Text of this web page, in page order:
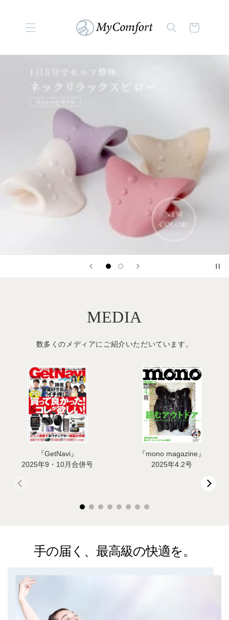
ー
MEDIA
数多くのメディアにご紹介いただいています。
2023年11月号
『
00:25
手の届く、最高級の快適を。